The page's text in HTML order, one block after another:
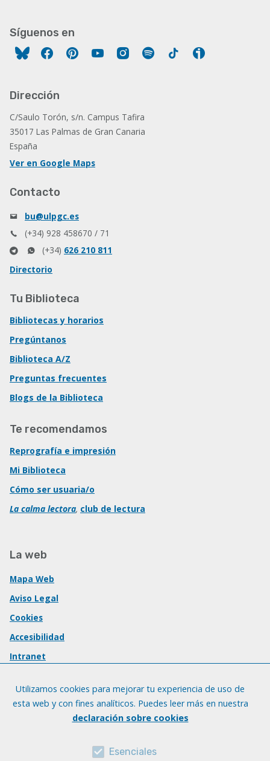
Síguenos en
FacebookPinterestYouTubeInstagram
Spotify Tiktok
Dirección
C/Saulo Torón, s/n. Campus Tafira
35017 Las Palmas de Gran Canaria
España
Ver en Google Maps
Contacto
bu@ulpgc.es
(+34) 928 458670 / 71
(+34) 626 210 811
Directorio
Tu Biblioteca
Bibliotecas y horarios
Pregúntanos
Biblioteca A/Z
Preguntas frecuentes
Blogs de la Biblioteca
Te recomendamos
Reprografía e impresión
Mi Biblioteca
Cómo ser usuaria/o
La calma lectora, club de lectura
La web
Mapa Web
Aviso Legal
Cookies
Accesibilidad
Intranet
Utilizamos cookies para mejorar tu experiencia de uso de
esta web y con fines analíticos. Puedes leer más en nuestra
declaración sobre cookies
Esenciales